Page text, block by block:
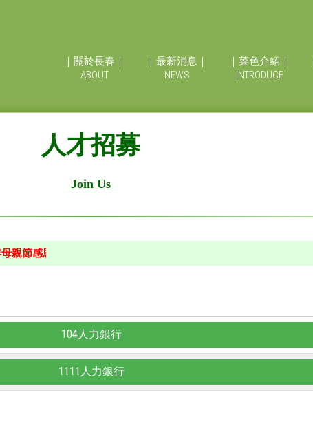
｜關於長春｜
ABOUT
｜最新消息｜
NEWS
｜菜色介紹｜
INTRODUCE
人才招募
Join Us
節感恩餐…
104人力銀行
1111人力銀行